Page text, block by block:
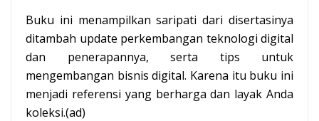
Buku ini menampilkan saripati dari disertasinya
ditambah update perkembangan teknologi digital
dan penerapannya, serta tips untuk
mengembangan bisnis digital. Karena itu buku ini
menjadi referensi yang berharga dan layak Anda
koleksi.(ad)